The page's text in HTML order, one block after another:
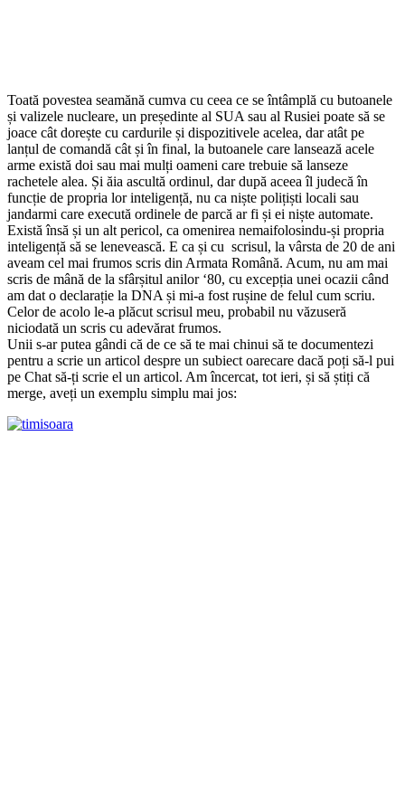
Toată povestea seamănă cumva cu ceea ce se întâmplă cu butoanele
și valizele nucleare, un președinte al SUA sau al Rusiei poate să se
joace cât dorește cu cardurile și dispozitivele acelea, dar atât pe
lanțul de comandă cât și în final, la butoanele care lansează acele
arme există doi sau mai mulți oameni care trebuie să lanseze
rachetele alea. Și ăia ascultă ordinul, dar după aceea îl judecă în
funcție de propria lor inteligență, nu ca niște polițiști locali sau
jandarmi care execută ordinele de parcă ar fi și ei niște automate.
Există însă și un alt pericol, ca omenirea nemaifolosindu-și propria
inteligență să se lenevească. E ca și cu scrisul, la vârsta de 20 de ani
aveam cel mai frumos scris din Armata Română. Acum, nu am mai
scris de mână de la sfârșitul anilor ‘80, cu excepția unei ocazii când
am dat o declarație la DNA și mi-a fost rușine de felul cum scriu.
Celor de acolo le-a plăcut scrisul meu, probabil nu văzuseră
niciodată un scris cu adevărat frumos.
Unii s-ar putea gândi că de ce să te mai chinui să te documentezi
pentru a scrie un articol despre un subiect oarecare dacă poți să-l pui
pe Chat să-ți scrie el un articol. Am încercat, tot ieri, și să știți că
merge, aveți un exemplu simplu mai jos: